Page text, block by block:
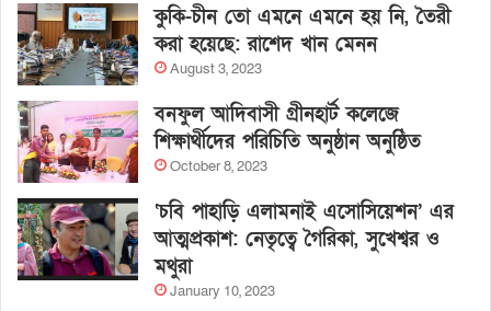
কুকি-চীন তো এমনে এমনে হয় নি, তৈরী
করা হয়েছে: রাশেদ খান মেনন
August 3, 2023
বনফুল আদিবাসী গ্রীনহার্ট কলেজে
শিক্ষার্থীদের পরিচিতি অনুষ্ঠান অনুষ্ঠিত
October 8, 2023
‘চবি পাহাড়ি এলামনাই এসোসিয়েশন’ এর
আত্মপ্রকাশ: নেতৃত্বে গৈরিকা, সুখেশ্বর ও
মথুরা
January 10, 2023